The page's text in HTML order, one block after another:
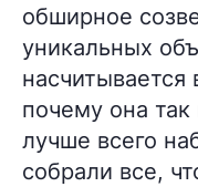
обширное
уникальных
почему она так
лучше всего
собрали все,